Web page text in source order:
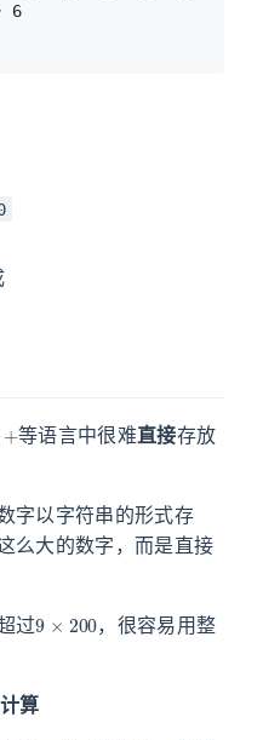
6
等语言中很难直接存放
字以字符串的形式存
么大的数字，而是直接
过
，很容易用整
算